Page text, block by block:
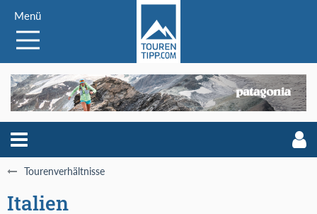
Menü
Tourenverhältnisse
Italien